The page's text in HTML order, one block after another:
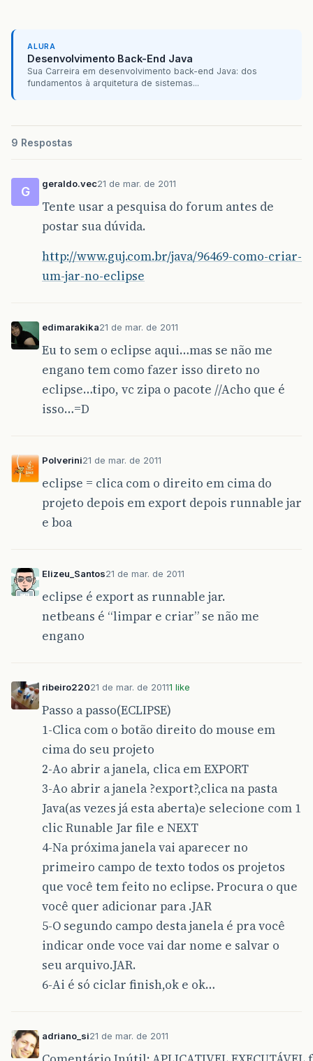
ALURA
Desenvolvimento Back-End Java
Sua Carreira em desenvolvimento back-end Java: dos
fundamentos à arquitetura de sistemas...
9 Respostas
G
geraldo.vec21 de mar. de 2011
Tente usar a pesquisa do forum antes de
postar sua dúvida.
http://www.guj.com.br/java/96469-como-criar-
um-jar-no-eclipse
edimarakika21 de mar. de 2011
Eu to sem o eclipse aqui…mas se não me
engano tem como fazer isso direto no
eclipse…tipo, vc zipa o pacote //Acho que é
isso…=D
Polverini21 de mar. de 2011
eclipse = clica com o direito em cima do
projeto depois em export depois runnable jar
e boa
Elizeu_Santos21 de mar. de 2011
eclipse é export as runnable jar.
netbeans é “limpar e criar” se não me
engano
ribeiro22021 de mar. de 20111 like
Passo a passo(ECLIPSE)
1-Clica com o botão direito do mouse em
cima do seu projeto
2-Ao abrir a janela, clica em EXPORT
3-Ao abrir a janela ?export?,clica na pasta
Java(as vezes já esta aberta)e selecione com 1
clic Runable Jar file e NEXT
4-Na próxima janela vai aparecer no
primeiro campo de texto todos os projetos
que você tem feito no eclipse. Procura o que
você quer adicionar para .JAR
5-O segundo campo desta janela é pra você
indicar onde voce vai dar nome e salvar o
seu arquivo.JAR.
6-Ai é só ciclar finish,ok e ok…
adriano_si21 de mar. de 2011